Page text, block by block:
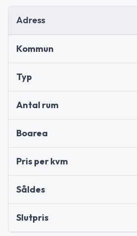
Adress
Kommun
Typ
Antal rum
Boarea
Pris per kvm
Såldes
Slutpris